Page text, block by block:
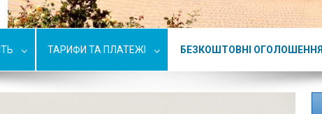
ТАРИФИ ТА ПЛАТЕЖІ БЕЗКОШТОВНІ ОГОЛОШЕННЯ